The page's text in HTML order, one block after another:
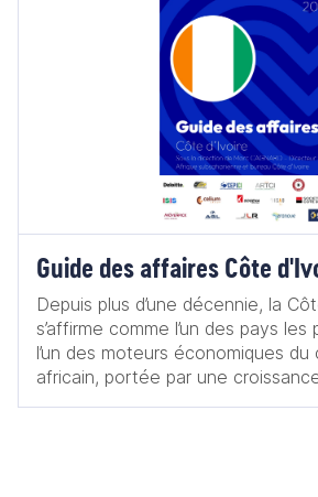
Guide des affaires Côte
Depuis plus d’une décennie, la
s’affirme comme l’un des pays
l’un des moteurs économiques
africain, portée par une
vision d’émergence à horizon 2030. Membre